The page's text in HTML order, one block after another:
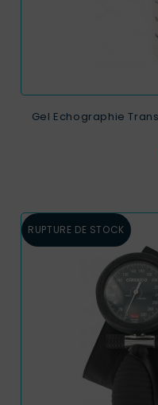
Gel Echographie
RUPTURE DE STOCK